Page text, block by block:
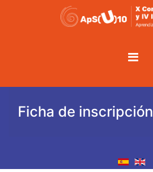
Ficha de inscripción